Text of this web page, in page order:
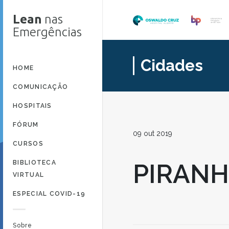
Lean nas
Emergências
HOME
COMUNICAÇÃO
HOSPITAIS
FÓRUM
CURSOS
BIBLIOTECA
VIRTUAL
ESPECIAL COVID-19
Sobre
Cidades
09 out 2019